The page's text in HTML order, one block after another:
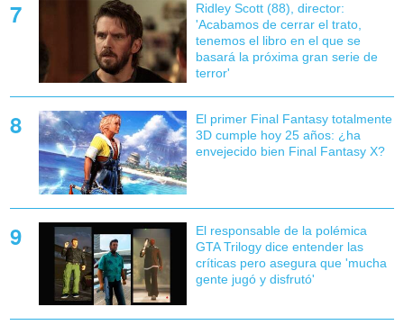
Ridley Scott (88), director:
'Acabamos de cerrar el trato,
tenemos el libro en el que se
basará la próxima gran serie de
terror'
El primer Final Fantasy totalmente
3D cumple hoy 25 años: ¿ha
envejecido bien Final Fantasy X?
El responsable de la polémica
GTA Trilogy dice entender las
críticas pero asegura que 'mucha
gente jugó y disfrutó'